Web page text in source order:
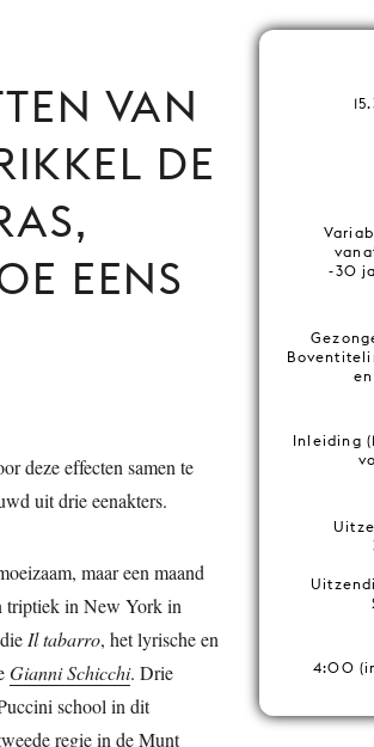
VAN
DE
EENS
deze effecten samen te
uit drie eenakters.
maar een maand
triptiek in New York in
Il tabarro, het lyrische en
Gianni Schicchi. Drie
school in dit
regie in de Munt
-30
Inleiding
4:00